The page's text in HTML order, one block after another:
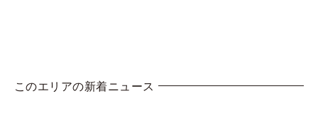
このエリアの新着ニュース